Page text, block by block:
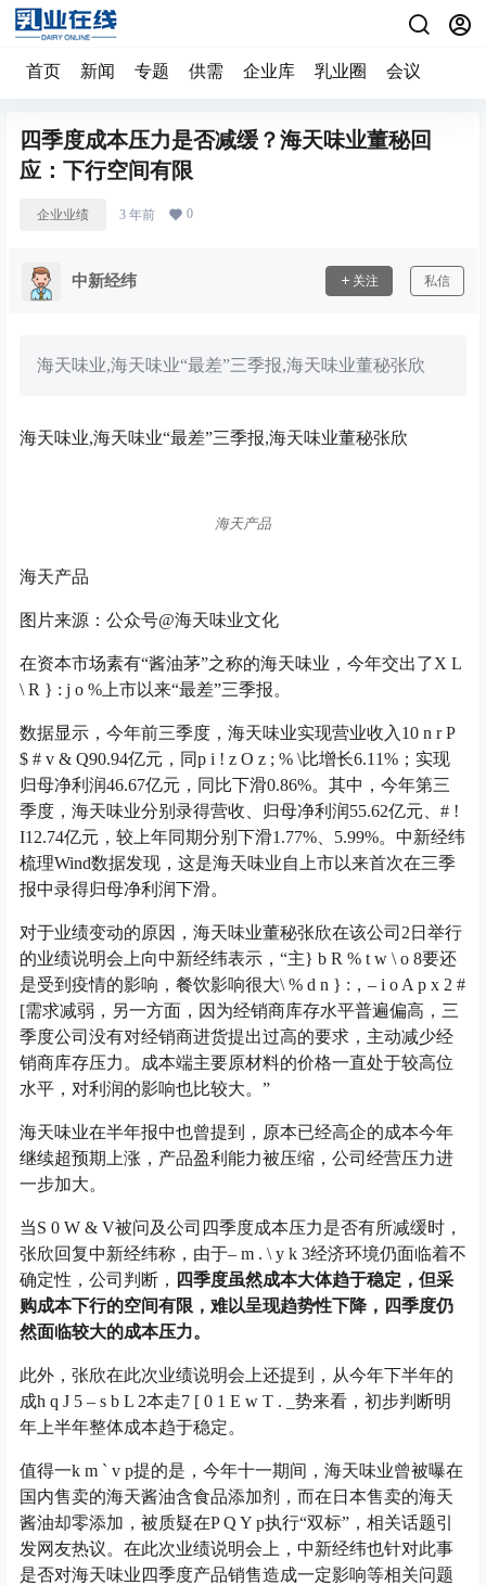
首页 新闻 专题 供需 企业库 乳业圈 会议
四季度成本压力是否减缓？海天味业董秘回
应：下行空间有限
企业业绩 3 年前 0
中新经纬 关注 私信
海天味业,海天味业“最差”三季报,海天味业董秘张欣
海天味业,海天味业“最差”三季报,海天味业董秘张欣
海天产品
海天产品
图片来源：公众号@海天味业文化
在资本市场素有“酱油茅”之称的海天味业，今年交出了X L
\ R } : j o % 上市以来“最差”三季报。
数据显示，今年前三季度，海天味业实现营业收入10 n r P
$ # v & Q90.94亿元，同p i ! z O z ; % \比增长6.11%；实现
归母净利润46.67亿元，同比下滑0.86%。其中，今年第三
季度，海天味业分别录得营收、归母净利润55.62亿元、 # !
I12.74亿元，较上年同期分别下滑1.77%、5.99%。中新经纬
梳理Wind数据发现，这是海天味业自上市以来首次在三季
报中录得归母净利润下滑。
对于业绩变动的原因，海天味业董秘张欣在该公司2日举行
的业绩说明会上向中新经纬表示，“主} b R % t w \ o 8要还
是受到疫情的影响，餐饮影响很大\ % d n } : ， – i o A p x 2 #
[需求减弱，另一方面，因为经销商库存水平普遍偏高，三
季度公司没有对经销商进货提出过高的要求，主动减少经
销商库存压力。成本端主要原材料的价格一直处于较高位
水平，对利润的影响也比较大。”
海天味业在半年报中也曾提到，原本已经高企的成本今年
继续超预期上涨，产品盈利能力被压缩，公司经营压力进
一步加大。
当S 0 W & V被问及公司四季度成本压力是否有所减缓时，
张欣回复中新经纬称，由于– m . \ y k 3经济环境仍面临着不
确定性，公司判断， 四季度虽然成本大体趋于稳定，但采
购成本下行的空间有限，难以呈现趋势性下降，四季度仍
然面临较大的成本压力。
此外，张欣在此次业绩说明会上还提到，从今年下半年的
成h q J 5 – s b L 2本走7 [ 0 1 E w T . _ 势来看，初步判断明
年上半年整体成本趋于稳定。
值得一k m ` v p提的是，今年十一期间，海天味业曾被曝在
国内售卖的海天酱油含食品添加剂，而在日本售卖的海天
酱油却零添加，被质疑在P Q Y p执行“双标”，相关话题引
发网友热议。在此次业绩说明会上，中新经纬也针对此事
是否对海天味业四季度产品销售造成一定影响等相关问题